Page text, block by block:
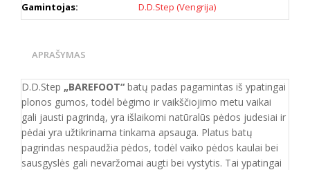
Gamintojas: D.D.Step (Vengrija)
APRAŠYMAS
D.D.Step „BAREFOOT“ batų padas pagamintas iš ypatingai
plonos gumos, todėl bėgimo ir vaikščiojimo metu vaikai
gali jausti pagrindą, yra išlaikomi natūralūs pėdos judesiai ir
pėdai yra užtikrinama tinkama apsauga. Platus batų
pagrindas nespaudžia pėdos, todėl vaiko pėdos kaulai bei
sausgyslės gali nevaržomai augti bei vystytis. Tai ypatingai